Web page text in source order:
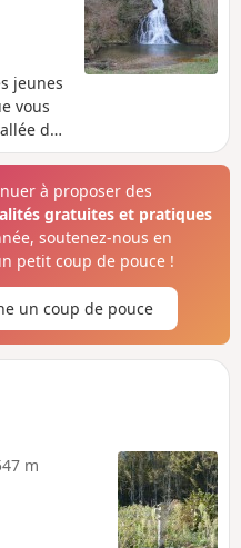
jeunes
vous
du
sa à proposer des
gratuites et pratiques
soutenez-nous en
petit coup de pouce !
un coup de pouce
m